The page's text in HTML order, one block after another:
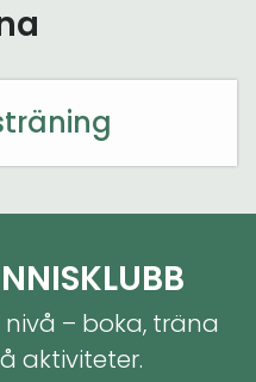
– boka, träna
aktiviteter.